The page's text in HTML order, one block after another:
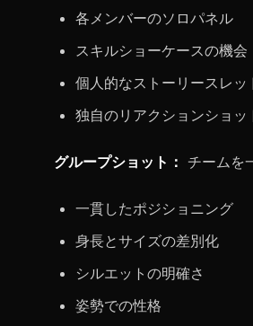
各メンバーのソロパネル
スキルショーケースの機会
個人的なストーリースレッ
独自のリアクションショッ
グループショット： チームを
一貫したポジショニング
身長とサイズの差別化
シルエットの明確さ
姿勢での性格